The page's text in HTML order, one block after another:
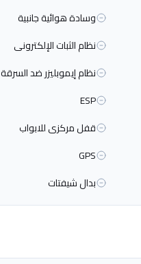
وسادة هوائية جانبية
نظام الثبات الإلكترونى
نظام إيموبليزر ضد السرقة
ESP
قفل مركزى للابواب
GPS
بدال شيفتات